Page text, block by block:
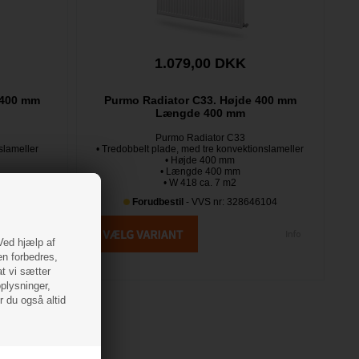
hjælp af
forbedres,
vi sætter
du også altid
mm
1.079,00 DKK
Purmo Radiator C33. Højde 400 mm
Længde 400 mm
Purmo Radiator C33
• Tredobbelt plade, med tre konvektionslameller
• Højde 400 mm
• Længde 400 mm
• W 418 ca. 7 m2
Forudbestil - VVS nr: 328646104